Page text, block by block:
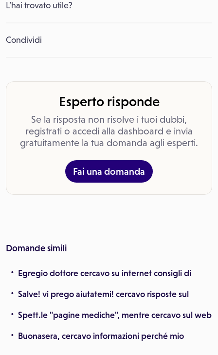
L’hai trovato utile?
Condividi
Esperto risponde
Se la risposta non risolve i tuoi dubbi,
registrati o accedi alla dashboard e invia
gratuitamente la tua domanda agli esperti.
Fai una domanda
Domande simili
Egregio dottore cercavo su internet consigli di
Salve! vi prego aiutatemi! cercavo risposte sul
Spett.le "pagine mediche", mentre cercavo sul web
Buonasera, cercavo informazioni perché mio